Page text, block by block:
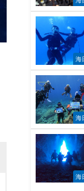
海
海
海